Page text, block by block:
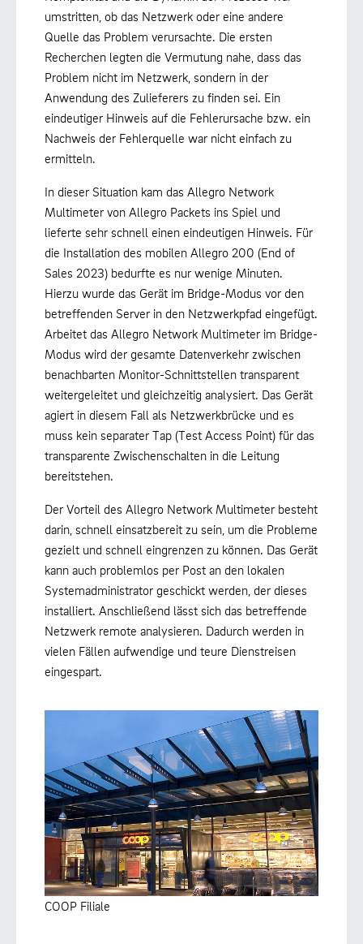
umstritten, ob das Netzwerk oder eine andere
Quelle das Problem verursachte. Die ersten
Recherchen legten die Vermutung nahe, dass das
Problem nicht im Netzwerk, sondern in der
Anwendung des Zulieferers zu finden sei. Ein
eindeutiger Hinweis auf die Fehlerursache bzw. ein
Nachweis der Fehlerquelle war nicht einfach zu
ermitteln.
In dieser Situation kam das Allegro Network
Multimeter von Allegro Packets ins Spiel und
lieferte sehr schnell einen eindeutigen Hinweis. Für
die Installation des mobilen Allegro 200 (End of
Sales 2023) bedurfte es nur wenige Minuten.
Hierzu wurde das Gerät im Bridge-Modus vor den
betreffenden Server in den Netzwerkpfad eingefügt.
Arbeitet das Allegro Network Multimeter im Bridge-
Modus wird der gesamte Datenverkehr zwischen
benachbarten Monitor-Schnittstellen transparent
weitergeleitet und gleichzeitig analysiert. Das Gerät
agiert in diesem Fall als Netzwerkbrücke und es
muss kein separater Tap (Test Access Point) für das
transparente Zwischenschalten in die Leitung
bereitstehen.
Der Vorteil des Allegro Network Multimeter besteht
darin, schnell einsatzbereit zu sein, um die Probleme
gezielt und schnell eingrenzen zu können. Das Gerät
kann auch problemlos per Post an den lokalen
Systemadministrator geschickt werden, der dieses
installiert. Anschließend lässt sich das betreffende
Netzwerk remote analysieren. Dadurch werden in
vielen Fällen aufwendige und teure Dienstreisen
eingespart.
COOP Filiale